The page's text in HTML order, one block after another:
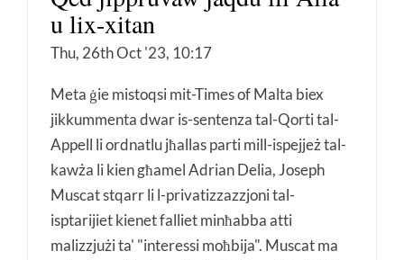
u lix-xitan
Thu, 26th Oct '23, 10:17
Meta ġie mistoqsi mit-Times of Malta biex
jikkummenta dwar is-sentenza tal-Qorti tal-
Appell li ordnatlu jħallas parti mill-ispejjeż tal-
kawża li kien għamel Adrian Delia, Joseph
Muscat stqarr li l-privatizzazzjoni tal-
isptarijiet kienet falliet minħabba atti
malizzjużi ta' "interessi moħbija". Muscat ma